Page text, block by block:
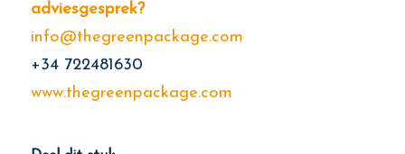
adviesgesprek?
info@thegreenpackage.com
+34 722481630
www.thegreenpackage.com